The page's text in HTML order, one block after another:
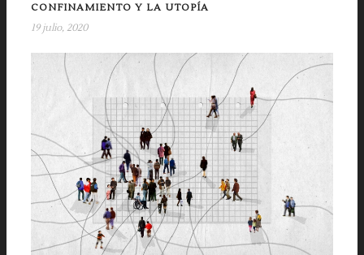
CONFINAMIENTO Y LA UTOPÍA
19 julio, 2020